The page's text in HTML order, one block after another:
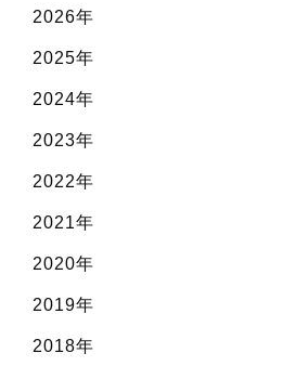
2026年
2025年
2024年
2023年
2022年
2021年
2020年
2019年
2018年